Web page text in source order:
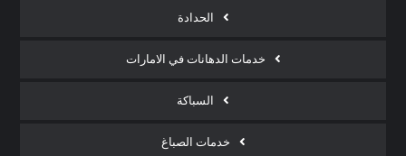
الحدادة
خدمات الدهانات في الامارات
السباكة
خدمات الصباغ